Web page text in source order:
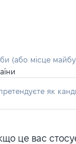
(або місце
як
це вас